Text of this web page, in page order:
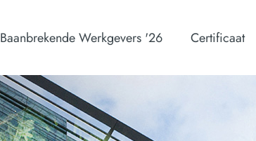
Baanbrekende Werkgevers '26 Certificaat